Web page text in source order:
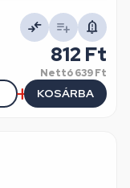
812 Ft
Nettó639 Ft
KOSÁRBA